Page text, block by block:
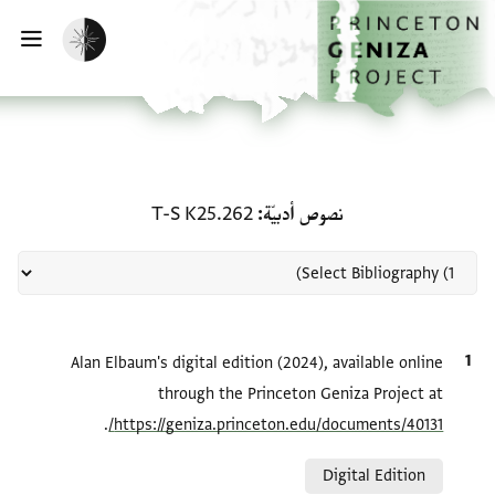
إلى المحتوى الرئيسي
الرئيسية
تفعيل الوضع المظلم
نصوص أدبيّة T-S K25.262
الاقتباس المرجعي
Alan Elbaum's digital edition (2024), available online
through the Princeton Geniza Project at
https://geniza.princeton.edu/documents/40131/
.
Digital Edition